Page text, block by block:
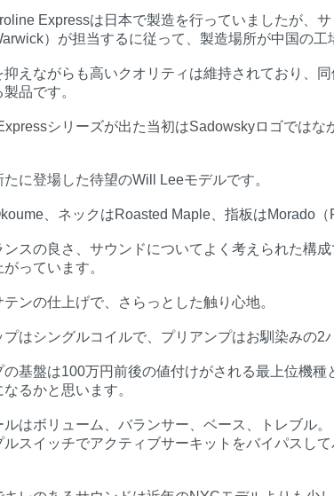
Expressは日本で製造を行っていましたが、
）が担当するに従って、製造場所が中国の工
抑えながらも高いクオリティは維持されており、
品です。
シリーズが出た当初はSadowskyロゴではな
たに登場した待望のWill Leeモデルです。
、ネックはRoasted Maple、指板はMorado（
ンスの良さ、サウンドについてよく考えられた構
っています。
ンの仕上げで、さらっとした触り心地。
プはシングルコイルで、プリアンプはお馴染みの2
の基盤は100万円前後の値付けがされる最上位機種
なるかと思います。
ルはボリューム、バランサー、ベース、トレブル。
ルスイッチでアクティブサーキットをバイパスし